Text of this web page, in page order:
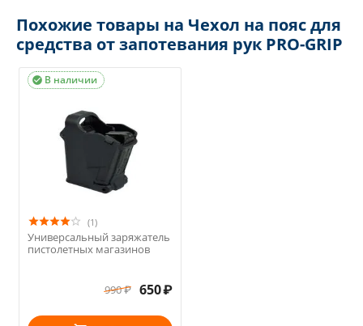
Похожие товары на Чехол на пояс для
средства от запотевания рук PRO-GRIP
В наличии

(1)
Универсальный заряжатель
пистолетных магазинов
990₽ 650₽